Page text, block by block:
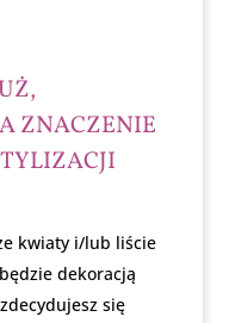
ZNACZENIE
kwiaty i/lub liście
dekoracją
się